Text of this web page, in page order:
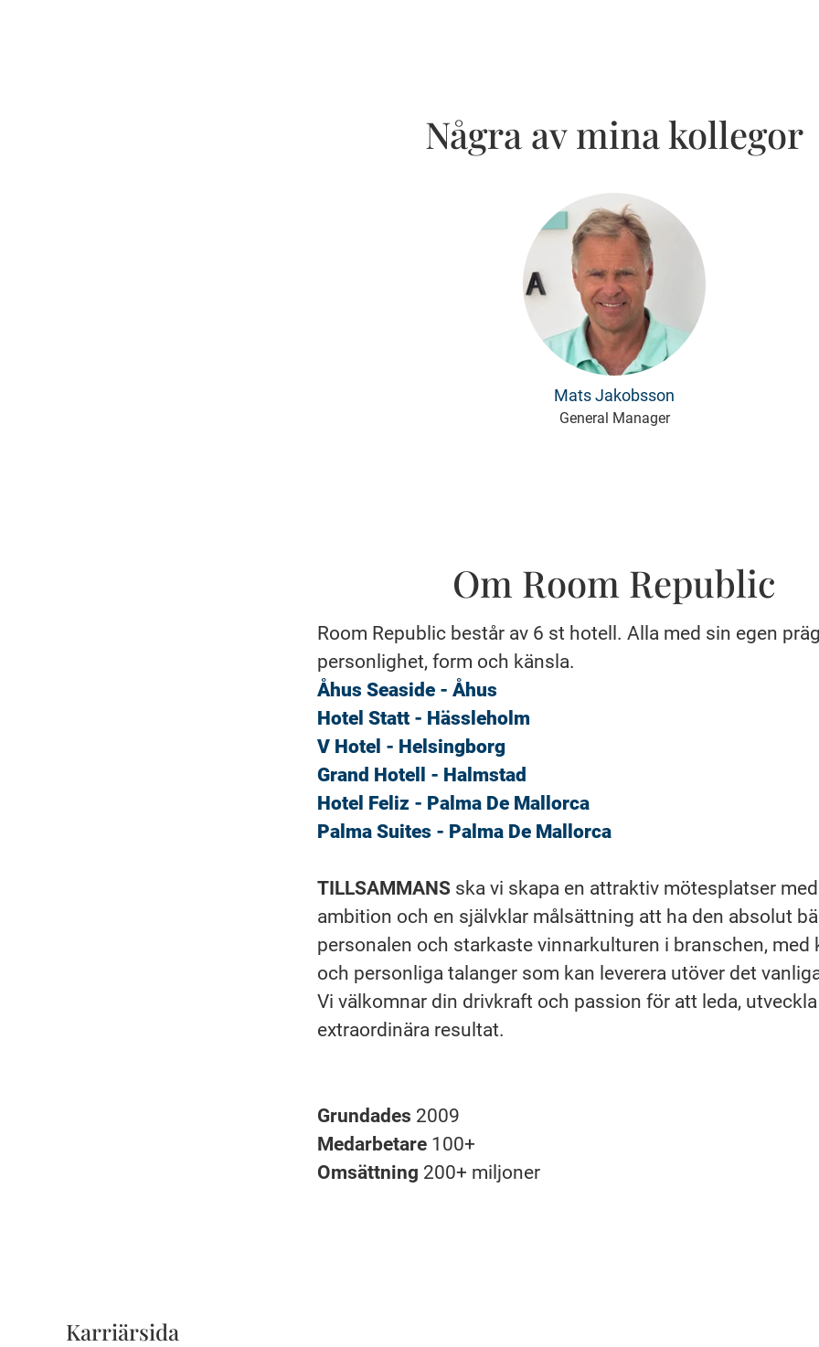
Några av mina kollegor
Mats Jakobsson
General Manager
Om Room Republic
Room Republic består av 6 st hotell. Alla med sin egen
personlighet, form och känsla.
Åhus Seaside - Åhus
Hotel Statt - Hässleholm
V Hotel - Helsingborg
Grand Hotell - Halmstad
Hotel Feliz - Palma De Mallorca
Palma Suites - Palma De Mallorca
TILLSAMMANS ska vi skapa en attraktiv mötesplatser
ambition och en självklar målsättning att ha den absolut
personalen och starkaste vinnarkulturen i branschen, med
och personliga talanger som kan leverera utöver det
Vi välkomnar din drivkraft och passion för att leda,
extraordinära resultat.
Grundades 2009
Medarbetare 100+
Omsättning 200+ miljoner
Karriärsida